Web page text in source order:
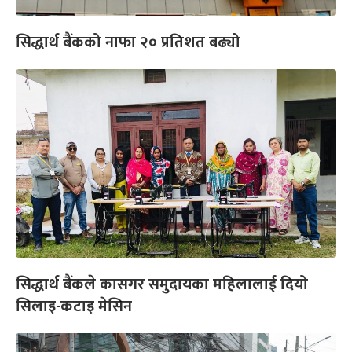
सिद्धार्थ बैंकको नाफा २० प्रतिशत बढ्यो
सिद्धार्थ बैंकले कासगर समुदायका महिलालाई दियो
सिलाइ-कटाइ मेसिन